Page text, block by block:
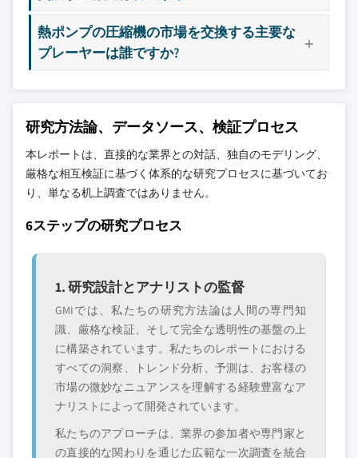
熱ポンプの圧縮機の市場を交換する主要な
プレーヤーは誰ですか?
研究方法論、データソース、検証プロセス
本レポートは、直接的な業界との対話、独自のモデリング、
厳格な相互検証に基づく体系的な研究プロセスに基づいてお
り、単なる机上調査ではありません。
6ステップの研究プロセス
1. 研究設計とアナリストの監督
GMIでは、私たちの研究方法論は人間の専門知
識、厳格な検証、そして完全な透明性の基盤の上
に構築されています。私たちのレポートにおける
すべての洞察、トレンド分析、予測は、お客様の
市場の微妙なニュアンスを理解する経験豊富なア
ナリストによって開発されています。
私たちのアプローチは、業界の参加者や専門家と
の直接的な関わりを通じた広範な一次調査を統合